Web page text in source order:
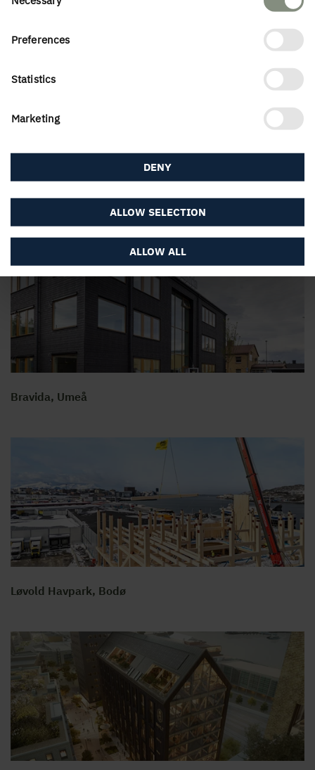
Preferences
Statistics
Marketing
ALLOW ALL
ALLOW SELECTION
DENY
Wuddhouse, Sigtuna
Kvarteret Korsningen, Örebro
Bravida, Umeå
Løvold Havpark, Bodø